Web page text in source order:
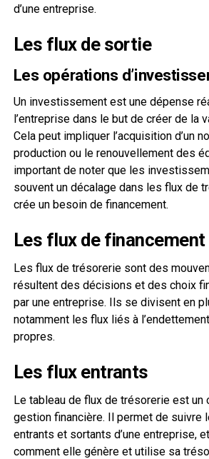
d’une entreprise.
Les flux de sortie
Les opérations
Un investissement est une dépense
l’entreprise dans le but de créer de la
Cela peut impliquer l’acquisition d’un
production ou le renouvellement des
important de noter que les
souvent un décalage dans les flux de
crée un besoin de financement.
Les flux de financement
Les flux de trésorerie sont des
résultent des décisions et des choix
par une entreprise. Ils se divisent en
notamment les flux liés à
propres.
Les flux entrants
Le tableau de flux de trésorerie est un
gestion financière. Il permet de suivre
entrants et sortants d’une entreprise,
comment elle génère et utilise sa